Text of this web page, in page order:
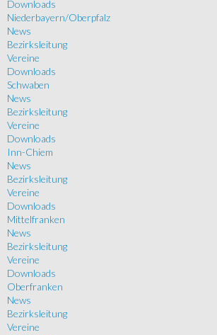
Downloads
Niederbayern/Oberpfalz
News
Bezirksleitung
Vereine
Downloads
Schwaben
News
Bezirksleitung
Vereine
Downloads
Inn-Chiem
News
Bezirksleitung
Vereine
Downloads
Mittelfranken
News
Bezirksleitung
Vereine
Downloads
Oberfranken
News
Bezirksleitung
Vereine